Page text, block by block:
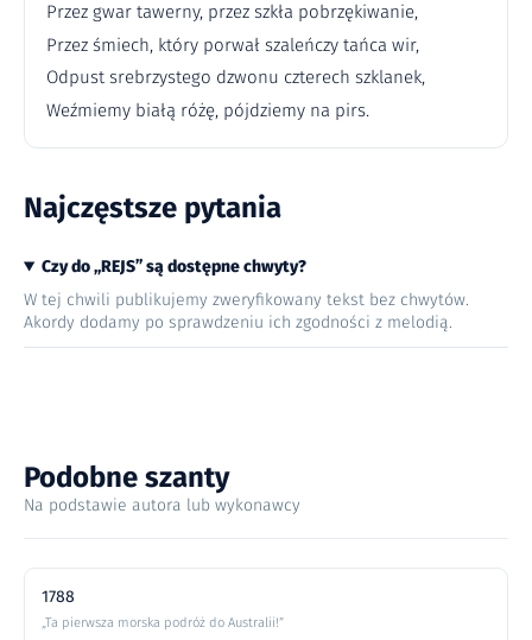
Przez gwar tawerny, przez szkła pobrzękiwanie,
Przez śmiech, który porwał szaleńczy tańca wir,
Odpust srebrzystego dzwonu czterech szklanek,
Weźmiemy białą różę, pójdziemy na pirs.
Najczęstsze pytania
Czy do „REJS” są dostępne chwyty?
W tej chwili publikujemy zweryfikowany tekst bez chwytów.
Akordy dodamy po sprawdzeniu ich zgodności z melodią.
Podobne szanty
Na podstawie autora lub wykonawcy
1788
„Ta pierwsza morska podróż do Australii!”